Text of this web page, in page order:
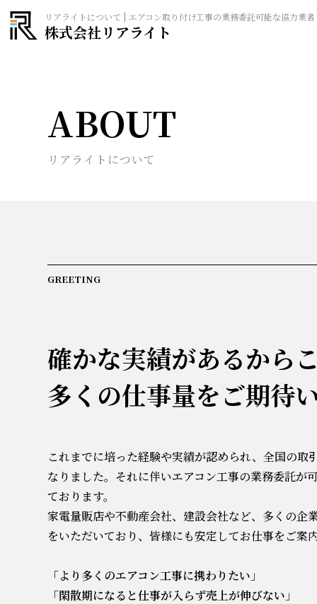
リアライトについて | エアコン取り付け工事の業務委託可能な協力業
株式会社リアライト
ABOUT
リアライトについて
GREETING
確かな実績があるから
多くの仕事量をご期待
これまでに培った経験や実績が認められ、全国の取
なりました。それに伴いエアコン工事の業務委託が
ております。
家電量販店や不動産会社、建設会社など、多くの企
をいただいており、皆様にも安定してお仕事をご案
「より多くのエアコン工事に携わりたい 」
「閑散期になると仕事が入らず売上が伸びない 」